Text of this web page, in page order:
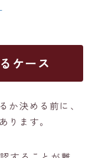
ケース
か決める前に、
ります。